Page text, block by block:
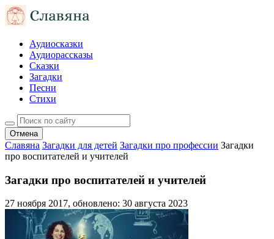
Аудиосказки
Аудиорассказы
Сказки
Загадки
Песни
Стихи
Отмена
Славяна Загадки для детей Загадки про профессии Загадки
про воспитателей и учителей
Загадки про воспитателей и учителей
27 ноября 2017, обновлено: 30 августа 2023